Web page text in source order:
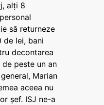
alți 8
să returneze
de lei, bani
decontarea
peste un an
Marian
aceea nu
șef. ISJ ne-a